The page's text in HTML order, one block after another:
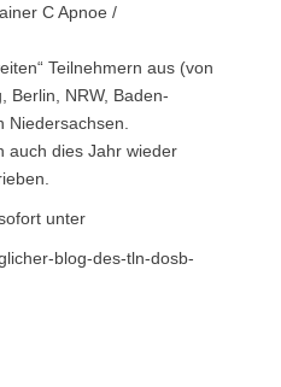
C Apnoe /
Teilnehmern aus (von
Berlin, NRW, Baden-
auch dies Jahr wieder
unter
blog-des-tln-dosb-